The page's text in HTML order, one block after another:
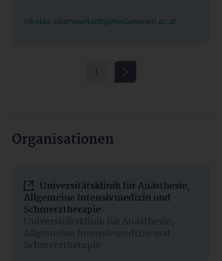
nikolas.adamowitsch@meduniwien.ac.at
1
Organisationen
Universitätsklinik für Anästhesie,
Allgemeine Intensivmedizin und
Schmerztherapie
Universitätsklinik für Anästhesie,
Allgemeine Intensivmedizin und
Schmerztherapie